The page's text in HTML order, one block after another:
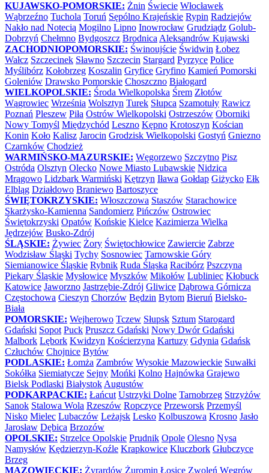
KUJAWSKO-POMORSKIE: Żnin Świecie Włocławek
Wąbrzeźno Tuchola Toruń Sępólno Krajeńskie Rypin Radziejów
Nakło nad Notecią Mogilno Lipno Inowrocław Grudziądz Golub-
Dobrzyń Chełmno Bydgoszcz Brodnica Aleksandrów Kujawski
ZACHODNIOPOMORSKIE: Świnoujście Świdwin Łobez
Wałcz Szczecinek Sławno Szczecin Stargard Pyrzyce Police
Myślibórz Kołobrzeg Koszalin Gryfice Gryfino Kamień Pomorski
Goleniów Drawsko Pomorskie Choszczno Białogard
WIELKOPOLSKIE: Środa Wielkopolska Śrem Złotów
Wągrowiec Września Wolsztyn Turek Słupca Szamotuły Rawicz
Poznań Pleszew Piła Ostrów Wielkopolski Ostrzeszów Oborniki
Nowy Tomyśl Międzychód Leszno Kępno Krotoszyn Kościan
Konin Koło Kalisz Jarocin Grodzisk Wielkopolski Gostyń Gniezno
Czarnków Chodzież
WARMIŃSKO-MAZURSKIE: Węgorzewo Szczytno Pisz
Ostróda Olsztyn Olecko Nowe Miasto Lubawskie Nidzica
Mrągowo Lidzbark Warmiński Kętrzyn Iława Gołdap Giżycko Ełk
Elbląg Działdowo Braniewo Bartoszyce
ŚWIĘTOKRZYSKIE: Włoszczowa Staszów Starachowice
Skarżysko-Kamienna Sandomierz Pińczów Ostrowiec
Świętokrzyski Opatów Końskie Kielce Kazimierza Wielka
Jędrzejów Busko-Zdrój
ŚLĄSKIE: Żywiec Żory Świętochłowice Zawiercie Zabrze
Wodzisław Śląski Tychy Sosnowiec Tarnowskie Góry
Siemianowice Śląskie Rybnik Ruda Śląska Racibórz Pszczyna
Piekary Śląskie Mysłowice Myszków Mikołów Lubliniec Kłobuck
Katowice Jaworzno Jastrzębie-Zdrój Gliwice Dąbrowa Górnicza
Częstochowa Cieszyn Chorzów Będzin Bytom Bieruń Bielsko-
Biała
POMORSKIE: Wejherowo Tczew Słupsk Sztum Starogard
Gdański Sopot Puck Pruszcz Gdański Nowy Dwór Gdański
Malbork Lębork Kwidzyn Kościerzyna Kartuzy Gdynia Gdańsk
Człuchów Chojnice Bytów
PODLASKIE: Łomża Zambrów Wysokie Mazowieckie Suwałki
Sokółka Siemiatycze Sejny Mońki Kolno Hajnówka Grajewo
Bielsk Podlaski Białystok Augustów
PODKARPACKIE: Łańcut Ustrzyki Dolne Tarnobrzeg Strzyżów
Sanok Stalowa Wola Rzeszów Ropczyce Przeworsk Przemyśl
Nisko Mielec Lubaczów Leżajsk Lesko Kolbuszowa Krosno Jasło
Jarosław Dębica Brzozów
OPOLSKIE: Strzelce Opolskie Prudnik Opole Olesno Nysa
Namysłów Kędzierzyn-Koźle Krapkowice Kluczbork Głubczyce
Brzeg
MAZOWIECKIE: Żyrardów Żuromin Łosice Zwoleń Węgrów